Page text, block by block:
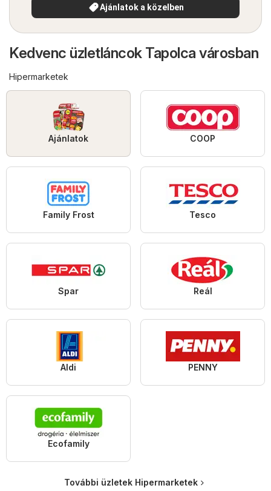
Ajánlatok a közelben
Kedvenc üzletláncok Tapolca városban
Hipermarketek
Ajánlatok COOP
Family Frost Tesco
Spar Reál
Aldi PENNY
Ecofamily
További üzletek Hipermarketek